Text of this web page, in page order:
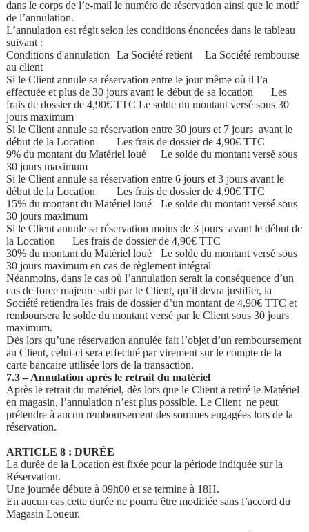
dans le corps de l’e-mail le numéro de réservation ainsi que le motif
de l’annulation.
L’annulation est régit selon les conditions énoncées dans le tableau
suivant :
Conditions d'annulation
La Société retient
La Société rembourse
au client
Si le Client annule sa réservation entre le jour même où il l’a
effectuée et plus de 30 jours avant le début de sa location
Les
frais de dossier de 4,90€ TTC Le solde du montant versé sous 30
jours maximum
Si le Client annule sa réservation entre 30 jours et 7 jours avant le
début de la Location
Les frais de dossier de 4,90€ TTC
9% du montant du Matériel loué
Le solde du montant versé sous
30 jours maximum
Si le Client annule sa réservation entre 6 jours et 3 jours avant le
début de la Location
Les frais de dossier de 4,90€ TTC
15% du montant du Matériel loué
Le solde du montant versé sous
30 jours maximum
Si le Client annule sa réservation moins de 3 jours avant le début de
la Location
Les frais de dossier de 4,90€ TTC
30% du montant du Matériel loué
Le solde du montant versé sous
30 jours maximum en cas de règlement intégral
Néanmoins, dans le cas où l’annulation serait la conséquence d’un
cas de force majeure subi par le Client, qu’il devra justifier, la
Société retiendra les frais de dossier d’un montant de 4,90€ TTC et
remboursera le solde du montant versé par le Client sous 30 jours
maximum.
Dès lors qu’une réservation annulée fait l’objet d’un remboursement
au Client, celui-ci sera effectué par virement sur le compte de la
carte bancaire utilisée lors de la transaction.
7.3 – Annulation après le retrait du matériel
Après le retrait du matériel, dès lors que le Client a retiré le Matériel
en magasin, l’annulation n’est plus possible. Le Client ne peut
prétendre à aucun remboursement des sommes engagées lors de la
réservation.
ARTICLE 8 : DURÉE
La durée de la Location est fixée pour la période indiquée sur la
Réservation.
Une journée débute à 09h00 et se termine à 18H.
En aucun cas cette durée ne pourra être modifiée sans l’accord du
Magasin Loueur.